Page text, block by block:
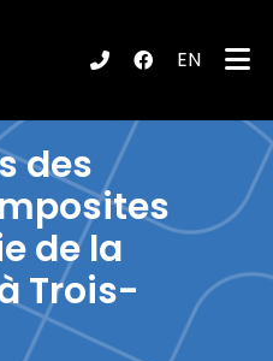
)
EN
des
de la
Trois-